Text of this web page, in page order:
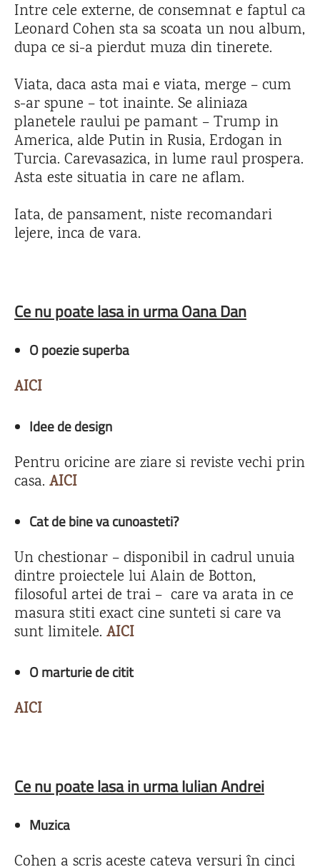
Intre cele externe, de consemnat e faptul ca
Leonard Cohen sta sa scoata un nou album,
dupa ce si-a pierdut muza din tinerete.
Viata, daca asta mai e viata, merge – cum
s-ar spune – tot inainte. Se aliniaza
planetele raului pe pamant – Trump in
America, alde Putin in Rusia, Erdogan in
Turcia. Carevasazica, in lume raul prospera.
Asta este situatia in care ne aflam.
Iata, de pansament, niste recomandari
lejere, inca de vara.
Ce nu poate lasa in urma Oana Dan
O poezie superba
AICI
Idee de design
Pentru oricine are ziare si reviste vechi prin
casa. AICI
Cat de bine va cunoasteti?
Un chestionar – disponibil in cadrul unuia
dintre proiectele lui Alain de Botton,
filosoful artei de trai – care va arata in ce
masura stiti exact cine sunteti si care va
sunt limitele. AICI
O marturie de citit
AICI
Ce nu poate lasa in urma Iulian Andrei
Muzica
Cohen a scris aceste cateva versuri în cinci